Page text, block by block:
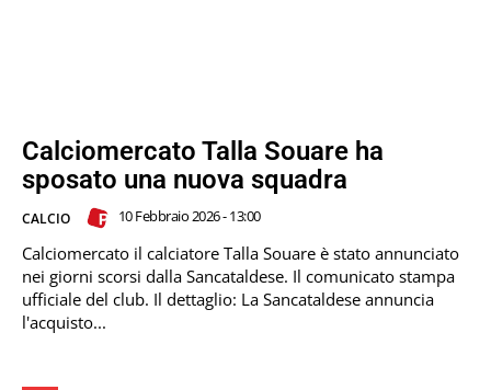
Calciomercato Talla Souare ha
sposato una nuova squadra
CALCIO 10 Febbraio 2026 - 13:00
Calciomercato il calciatore Talla Souare è stato annunciato
nei giorni scorsi dalla Sancataldese. Il comunicato stampa
ufficiale del club. Il dettaglio: La Sancataldese annuncia
l'acquisto...